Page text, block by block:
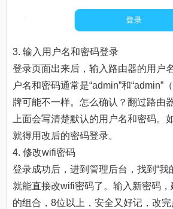
3. 输入用户名和密码登录
登录页面出来后，输入路由器的用户
户名和密码通常是“admin”和“admin”
牌可能不一样。怎么确认？翻过路由
上面会写清楚默认的用户名和密码。
就得用改后的密码登录。
4. 修改wifi密码
登录成功后，进到管理后台，找到“我
就能直接改wifi密码了。输入新密码
的组合，8位以上，安全又好记，改